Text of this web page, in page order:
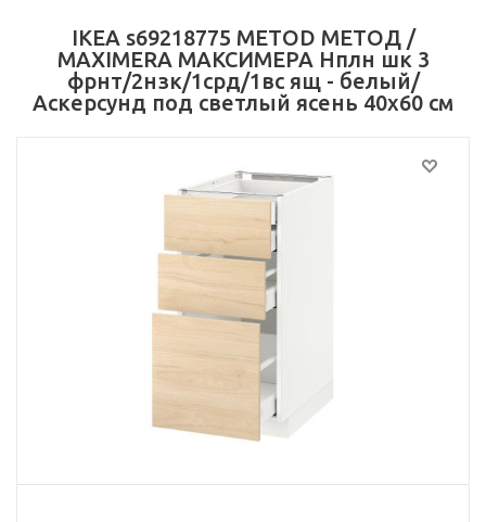
IKEA s69218775 METOD МЕТОД /
MAXIMERA МАКСИМЕРА Нплн шк 3
фрнт/2нзк/1срд/1вс ящ - белый/
Аскерсунд под светлый ясень 40x60 см